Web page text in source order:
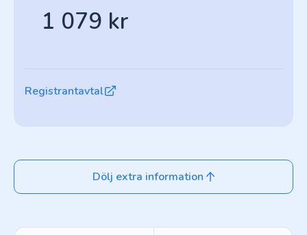
1 079 kr
Registrantavtal
Dölj extra information